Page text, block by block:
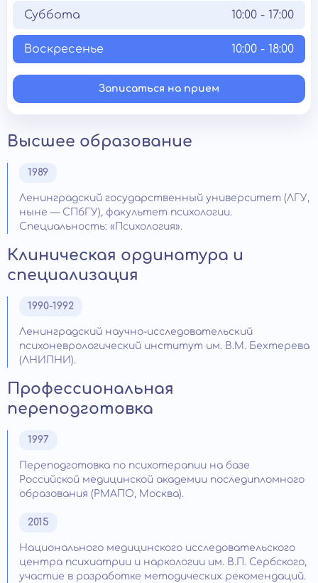
Суббота 10:00 - 17:00
Воскресенье 10:00 - 18:00
Записаться на прием
Высшее образование
1989
Ленинградский государственный университет (ЛГУ,
ныне — СПбГУ), факультет психологии.
Специальность: «Психология».
Клиническая ординатура и
специализация
1990-1992
Ленинградский научно-исследовательский
психоневрологический институт им. В.М. Бехтерева
(ЛНИПНИ).
Профессиональная
переподготовка
1997
Переподготовка по психотерапии на базе
Российской медицинской академии последипломного
образования (РМАПО, Москва).
2015
Национального медицинского исследовательского
центра психиатрии и наркологии им. В.П. Сербского,
участие в разработке методических рекомендаций.